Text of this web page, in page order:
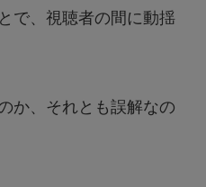
で、視聴者の間に動揺
か、それとも誤解なの